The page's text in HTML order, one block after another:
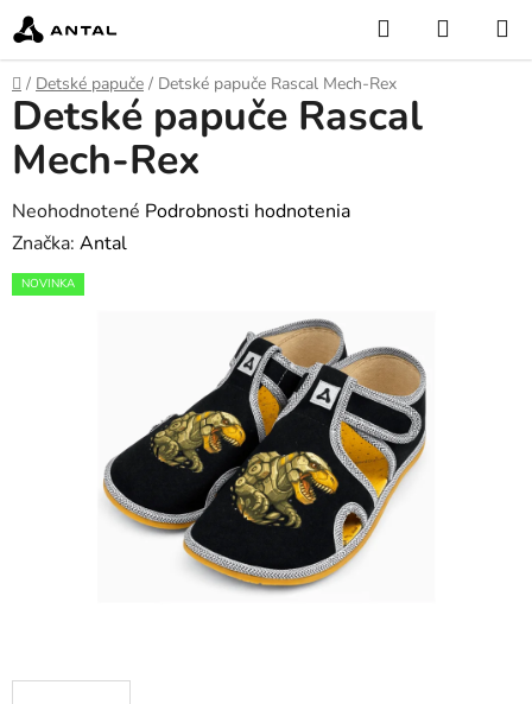
Prejsť
na
obsah
Hľadať
KOŠÍK
Domov
/ Detské papuče / Detské papuče Rascal Mech-Rex
Detské papuče Rascal
Mech-Rex
Priemerné
hodnotenie
produktu
Neohodnotené Podrobnosti hodnotenia
Značka: Antal
NOVINKA